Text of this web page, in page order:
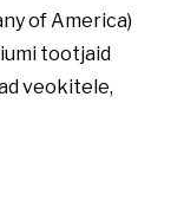
of America)
tootjaid
veokitele,